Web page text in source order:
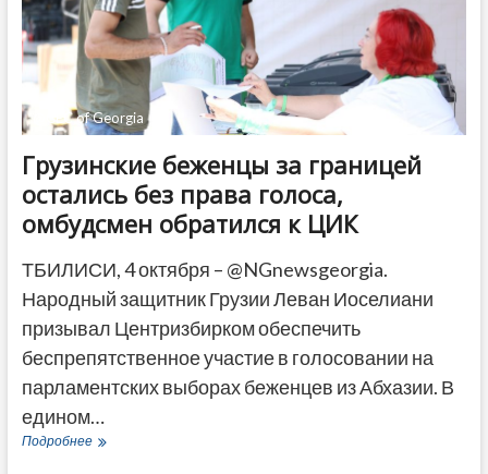
@CEC of Georgia
Грузинские беженцы за границей
остались без права голоса,
омбудсмен обратился к ЦИК
ТБИЛИСИ, 4 октября – @NGnewsgeorgia.
Народный защитник Грузии Леван Иоселиани
призывал Центризбирком обеспечить
беспрепятственное участие в голосовании на
парламентских выборах беженцев из Абхазии. В
едином…
ПодробнееГрузинские